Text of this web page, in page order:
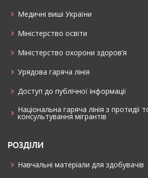
Медичні виші України
Міністерство освіти
Міністерство охорони здоров’я
Урядова гаряча лінія
Доступ до публічної інформації
Національна гаряча лінія з протидії
консультування мiгрантiв
РОЗДІЛИ
Навчальні матеріали для здобувачів